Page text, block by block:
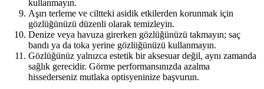
kullanmayın.
Aşırı terleme ve ciltteki asidik etkilerden korunmak için
gözlüğünüzü düzenli olarak temizleyin.
Denize veya havuza girerken gözlüğünüzü takmayın; saç
bandı ya da toka yerine gözlüğünüzü kullanmayın.
Gözlüğünüz yalnızca estetik bir aksesuar değil, aynı zamanda
sağlık gerecidir. Görme performansınızda azalma
hissederseniz mutlaka optisyeninize başvurun.